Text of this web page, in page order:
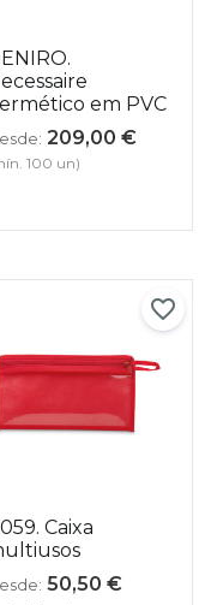
em PVC
209,00 €
100 un)
Caixa
50,50 €